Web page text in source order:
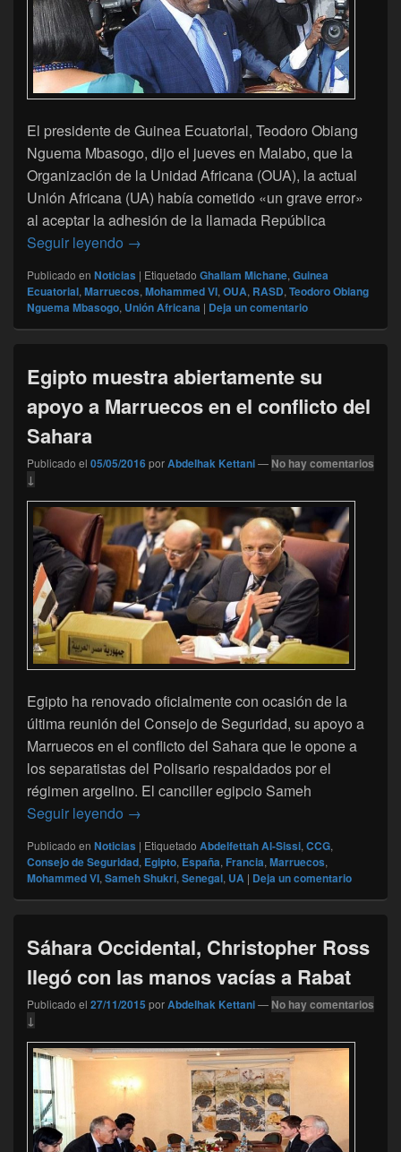
El presidente de Guinea Ecuatorial, Teodoro Obiang
Nguema Mbasogo, dijo el jueves en Malabo, que la
Organización de la Unidad Africana (OUA), la actual
Unión Africana (UA) había cometido «un grave error»
al aceptar la adhesión de la llamada República
Seguir leyendo El presidente de Guinea Ecuatorial
→
Publicado en Noticias | Etiquetado Ghallam Michane, Guinea
Ecuatorial, Marruecos, Mohammed VI, OUA, RASD, Teodoro Obiang
Nguema Mbasogo, Unión Africana | Deja un comentario
Egipto muestra abiertamente su
apoyo a Marruecos en el conflicto del
Sahara
Publicado el 05/05/2016porAbdelhak Kettani— No hay comentarios
↓
Egipto ha renovado oficialmente con ocasión de la
última reunión del Consejo de Seguridad, su apoyo a
Marruecos en el conflicto del Sahara que le opone a
los separatistas del Polisario respaldados por el
régimen argelino. El canciller egipcio Sameh
Seguir leyendo Egipto muestra abiertamente su apoyo a
→
Publicado en Noticias | Etiquetado Abdelfettah Al-Sissi, CCG,
Consejo de Seguridad, Egipto, España, Francia, Marruecos,
Mohammed VI, Sameh Shukri, Senegal, UA | Deja un comentario
Sáhara Occidental, Christopher Ross
llegó con las manos vacías a Rabat
Publicado el 27/11/2015 porAbdelhak Kettani— No hay comentarios
↓